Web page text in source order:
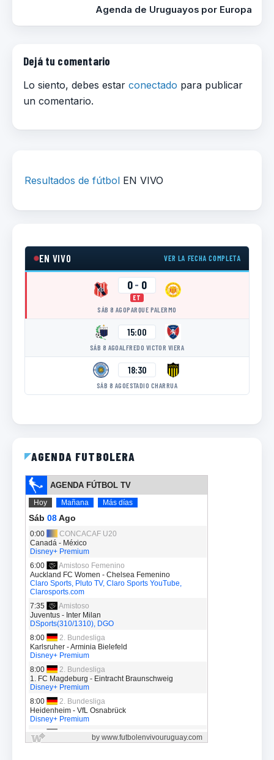
Agenda de Uruguayos por Europa
Dejá tu comentario
Lo siento, debes estar conectado para publicar
un comentario.
Resultados de fútbol EN VIVO
EN VIVO VER LA FECHA COMPLETA
0- 0
ET
SÁB 8 AGOPARQUE PALERMO
15:00
SÁB 8 AGOALFREDO VICTOR VIERA
18:30
SÁB 8 AGOESTADIO CHARRUA
AGENDA FUTBOLERA